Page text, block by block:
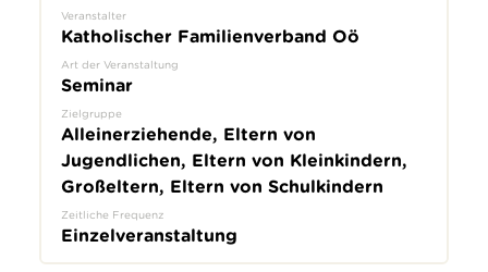
Veranstalter
Katholischer Familienverband Oö
Art der Veranstaltung
Seminar
Zielgruppe
Alleinerziehende, Eltern von
Jugendlichen, Eltern von Kleinkindern,
Großeltern, Eltern von Schulkindern
Zeitliche Frequenz
Einzelveranstaltung